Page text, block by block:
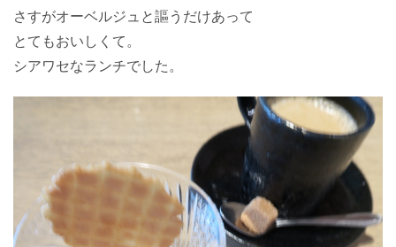
さすがオーベルジュと謳うだけあって
とてもおいしくて。
シアワセなランチでした。